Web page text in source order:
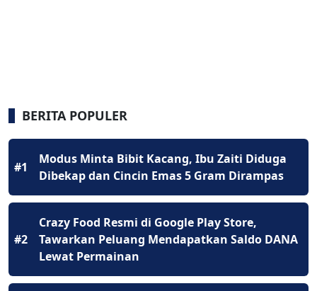
BERITA POPULER
#1
Modus Minta Bibit Kacang, Ibu Zaiti Diduga
Dibekap dan Cincin Emas 5 Gram Dirampas
#2
Crazy Food Resmi di Google Play Store,
Tawarkan Peluang Mendapatkan Saldo DANA
Lewat Permainan